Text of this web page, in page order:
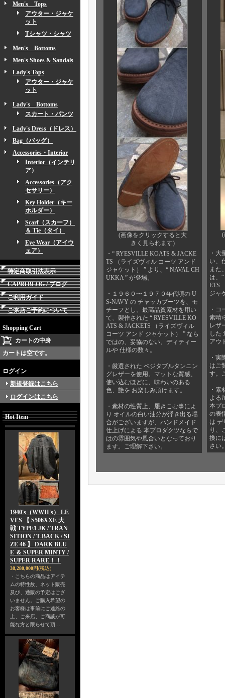
Men's Tops
アウター・ジャケ
ット
Tシャツ・シャツ
Men's Bottoms
Men's Shoes & Sandals
Lady's Tops
アウター・ジャケ
ット
Lady's Bottoms
スカート・パンツ
Lady's Dress（ドレス）
Bag（バッグ）
Accessories・Interior
Interior（インテリ
ア）
Accessories（アク
セサリー）
Key Holder（キー
ホルダー）
Scarf（スカーフ）
＆ Tie（タイ）
Eye Wear（アイウ
ェア）
特定商取引法表示
CAPRi BLOG / ブログ
ご利用ガイド
ご来店ご予約について
Shopping Cart
カートの中身
カートは空です。
ログイン
新規登録はこちら
ログインはこちら
Hot Item
1940's（WWII's） LE
VI'S 【 S506XXE 大
戦 TYPE1 JK / TRAN
SITION / T-BACK / SI
ZE 46 】 DARK BLU
E ＆ SUPER MINTY /
SUPER RARE！！
38,280,000円(税込)
・こちらの商品はアイテ
ムの特性故、ネット販売
及び、通販の予定はござ
いません。ご購入希望の
お客様は事前にご連絡の
上、ご来店、ご商談が可
能な方と限らせて頂…
(画像をクリックすると大
きく見られます)
・“ RYESVILLE KOATS & JACKE
TS （ライズヴィル コーツ アンド
ジャケット） ” より、“ NAVAL CH
UKKA ” が登場。
・１９６０〜１９７０年代頃の U
S-NAVY の チャッカブーツを、モ
チーフとし、最高品質素材を用い
て、製作された “ RYESVILLE KO
ATS & JACKETS （ライズヴィル
コーツ アンド ジャケット） ” なら
ではの、妥協のない、ディティー
ルや 仕様の数々。
・厳選された ベジタブルタンニン
グレザーを使用。マットな質感、
使い込むほどに、味わいのある
色、艶を お楽しみ頂けます。
・素材の性質上、履きこむ事によ
り オイルの白い油分が浮き出る場
合がございますが、ハンドメイド
仕上げによる 本プロダクツならで
はの雰囲気や風合いとなっており
ます。ご理解下さい。
(
・大
い、
また
は、
ETS
ジャ
・コ
素晴
レザ
した
アウ
・実
はご
す。
・素
よる
本プ
の表
は デ
り、
換に
さい